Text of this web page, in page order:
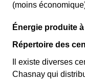
(moins
Énergie produite
Répertoire des
Il existe diverses
Chasnay qui